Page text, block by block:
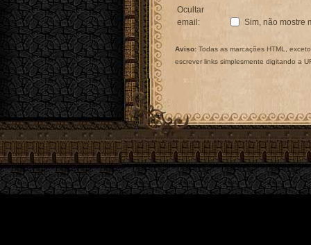
Ocultar
email:
Sim, não mostre
Aviso: Todas as marcações HTML,
escrever links simplesmente digitando a